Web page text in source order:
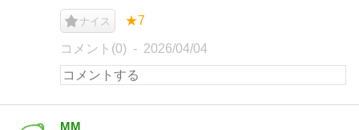
ナイス ★7
コメント(0) 2026/04/04
MM